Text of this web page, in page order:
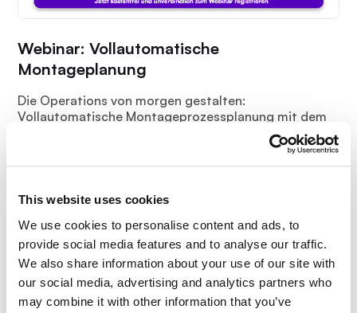
This website uses cookies
We use cookies to personalise content and ads, to
provide social media features and to analyse our traffic.
We also share information about your use of our site with
our social media, advertising and analytics partners who
may combine it with other information that you’ve
Webinar: Vollautomatische
Montageplanung
Die Operations von morgen gestalten:
Vollautomatische Montageprozessplanung mit dem